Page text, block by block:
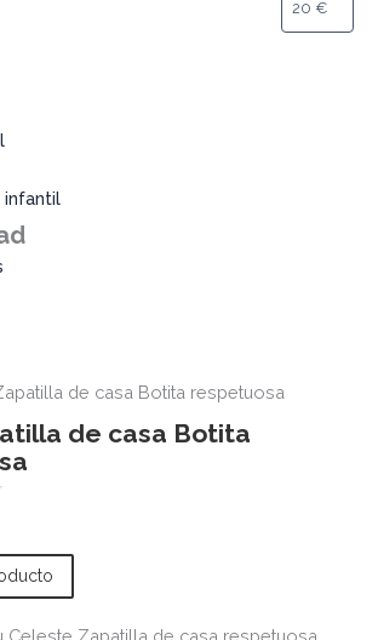
infantil
de casa Botita